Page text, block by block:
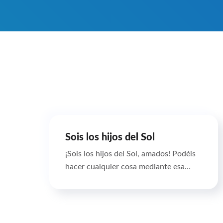
Sois los hijos del Sol
¡Sois los hijos del Sol, amados! Podéis
hacer cualquier cosa mediante esa…